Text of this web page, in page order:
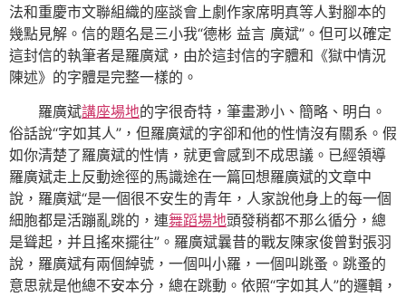
法和重慶市文聯組織的座談會上劇作家席明真等人對腳本的
幾點見解。信的題名是三小我“德彬 益言 廣斌”。但可以確定
這封信的執筆者是羅廣斌，由於這封信的字體和《獄中情況
陳述》的字體是完整一樣的。
羅廣斌講座場地的字很奇特，筆畫渺小、簡略、明白。
俗話說“字如其人”，但羅廣斌的字卻和他的性情沒有關系。假
如你清楚了羅廣斌的性情，就更會感到不成思議。已經領導
羅廣斌走上反動途徑的馬識途在一篇回想羅廣斌的文章中
說，羅廣斌“是一個很不安生的青年，人家說他身上的每一個
細胞都是活蹦亂跳的，連舞蹈場地頭發稍都不那么循分，總
是聳起，并且搖來擺往”。羅廣斌曩昔的戰友陳家俊曾對張羽
說，羅廣斌有兩個綽號，一個叫小羅，一個叫跳蚤。跳蚤的
意思就是他總不安本分，總在跳動。依照“字如其人”的邏輯，